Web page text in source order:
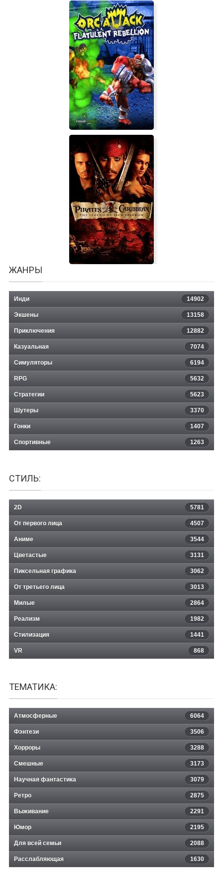
Let's Meow Meow!
Orc Attack: Flatulent Rebellion
Пираты Карибского Моря:
Легенда о Джеке Воробье (игра)
ЖАНРЫ
Инди 14902
Экшены 13158
Приключения 12882
Казуальная 7074
Симуляторы 6194
RPG 5632
Стратегии 5623
Шутеры 3370
Гонки 1407
Спортивные 1263
СТИЛЬ:
2D 5781
От первого лица 4507
Аниме 3544
Цветастые 3131
Пиксельная графика 3062
От третьего лица 3013
Милые 2864
Реализм 1982
Стилизация 1441
VR 868
ТЕМАТИКА:
Атмосферные 6064
Фэнтези 3506
Хорроры 3288
Смешные 3173
Научная фантастика 3079
Ретро 2875
Выживание 2291
Юмор 2195
Для всей семьи 2088
Расслабляющая 1630